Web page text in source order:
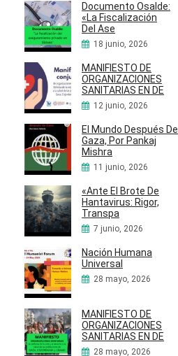
Documento Osalde:
«La Fiscalización
Del Ase
18 junio, 2026
MANIFIESTO DE
ORGANIZACIONES
SANITARIAS EN DE
12 junio, 2026
El Mundo Después De
Gaza, Por Pankaj
Mishra
11 junio, 2026
«Ante El Brote De
Hantavirus: Rigor,
Transpa
7 junio, 2026
Nación Humana
Universal
28 mayo, 2026
MANIFIESTO DE
ORGANIZACIONES
SANITARIAS EN DE
28 mayo, 2026